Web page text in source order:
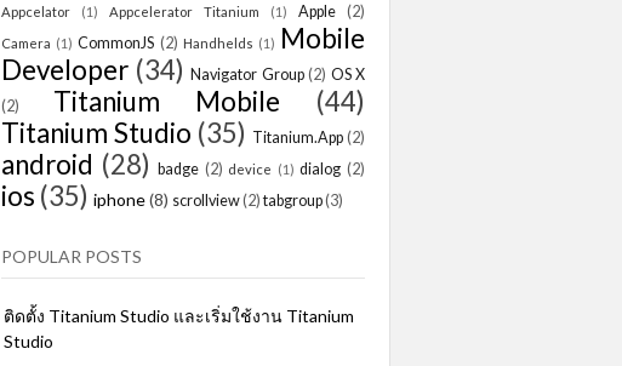
Appcelator (1) Appcelerator Titanium (1) Apple (2)
Camera (1) CommonJS (2) Handhelds (1) Mobile
Developer (34) Navigator Group (2) OS X
(2)
Titanium Mobile
(44)
Titanium Studio (35) Titanium.App (2)
android (28) badge (2) device (1) dialog (2)
ios (35) iphone(8) scrollview(2) tabgroup(3)
POPULAR POSTS
ติดตั้ง Titanium Studio และเริ่มใช้งาน Titanium
Studio